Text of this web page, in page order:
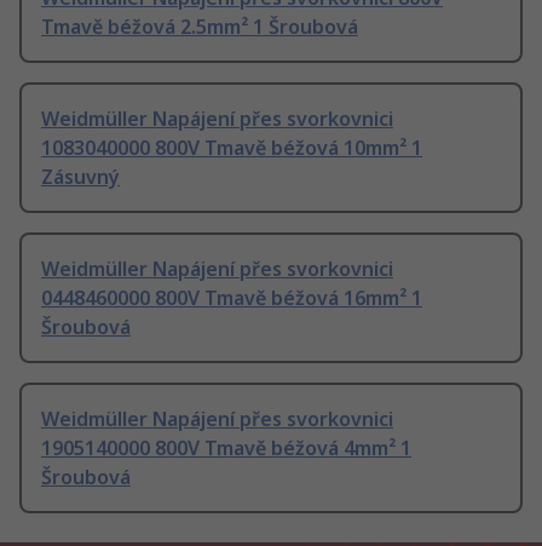
Tmavě béžová 2.5mm² 1 Šroubová
Weidmüller Napájení přes svorkovnici
1083040000 800V Tmavě béžová 10mm² 1
Zásuvný
Weidmüller Napájení přes svorkovnici
0448460000 800V Tmavě béžová 16mm² 1
Šroubová
Weidmüller Napájení přes svorkovnici
1905140000 800V Tmavě béžová 4mm² 1
Šroubová